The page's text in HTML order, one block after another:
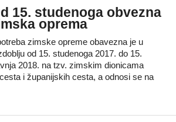
15. studenoga obvezna
oprema
zimske opreme obavezna je u
od 15. studenoga 2017. do 15.
2018. na tzv. zimskim dionicama
i županijskih cesta, a odnosi se na